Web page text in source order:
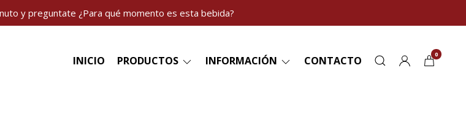
y preguntate ¿Para qué momento es esta bebida?
INICIO PRODUCTOS INFORMACIÓN CONTACTO 0